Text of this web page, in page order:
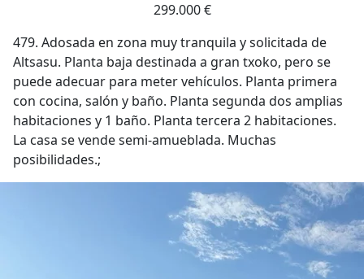
299.000 €
479. Adosada en zona muy tranquila y solicitada de
Altsasu. Planta baja destinada a gran txoko, pero se
puede adecuar para meter vehículos. Planta primera
con cocina, salón y baño. Planta segunda dos amplias
habitaciones y 1 baño. Planta tercera 2 habitaciones.
La casa se vende semi-amueblada. Muchas
posibilidades.;